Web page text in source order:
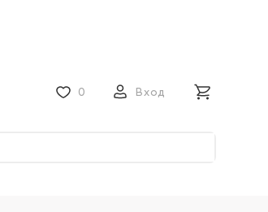
0 Вход